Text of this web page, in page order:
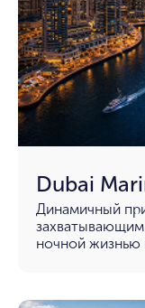
Dubai
Динамичный
захватывающим
ночной